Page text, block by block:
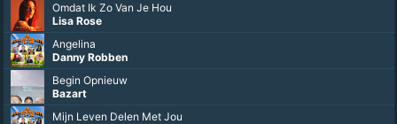
Omdat Ik Zo Van Je Hou
Lisa Rose
Angelina
Danny Robben
Begin Opnieuw
Bazart
Mijn Leven Delen Met Jou